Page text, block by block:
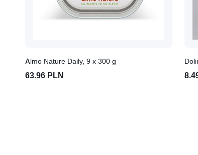
Almo Nature Daily, 9 x 300 g
63.96 PLN